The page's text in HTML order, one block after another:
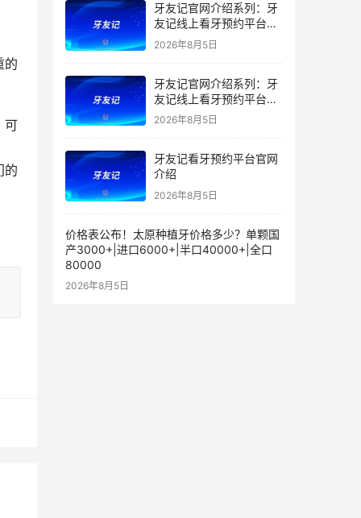
的
可
的
牙友记官网介绍系列：牙
友记线上看牙预约平台落
地同城就诊经验打破未知
2026年8月5日
牙友记官网介绍系列：牙
友记线上看牙预约平台的
优势在哪里？
2026年8月5日
牙友记看牙预约平台官网
介绍
2026年8月5日
价格表公布！太原种植牙价格多少？单颗国
产3000+|进口6000+|半口40000+|全口
80000
2026年8月5日